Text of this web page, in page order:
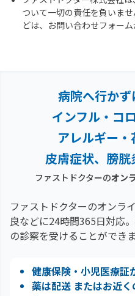
ついて一切の責任を負いま
どは、お問い合わせフォーム
病院へ行か
インフル・コ
アレルギー・
皮膚症状、膀
ファストドクターのオン
ファストドクターのオンラ
良などに24時間365日対応。
の診察を受けることができま
健康保険・小児医療証
薬は配送 またはお近